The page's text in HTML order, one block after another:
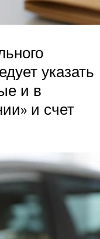
указать
и в
и счет